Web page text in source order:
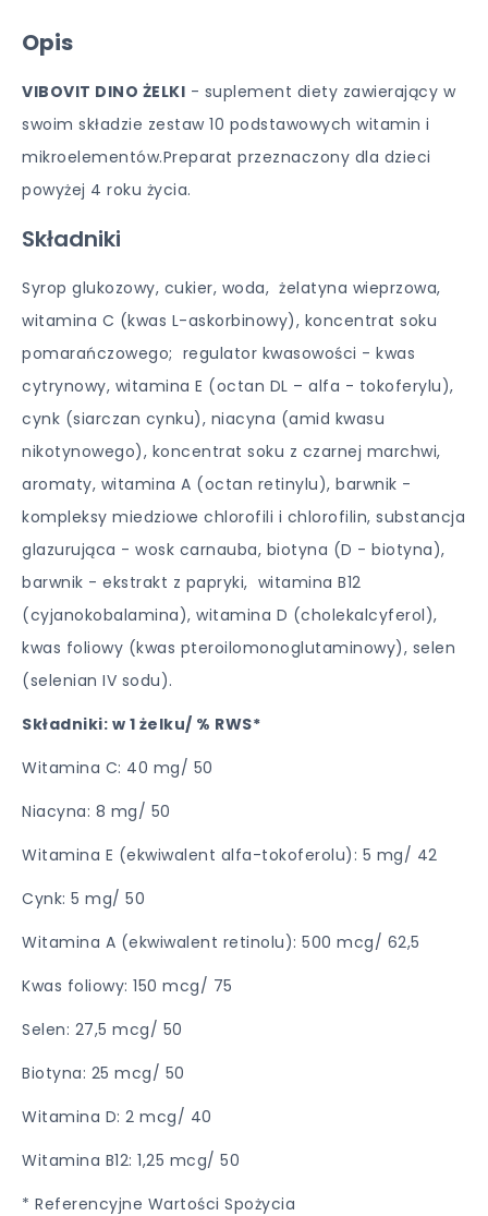
Opis
VIBOVIT DINO ŻELKI - suplement diety zawierający w
swoim składzie zestaw 10 podstawowych witamin i
mikroelementów.Preparat przeznaczony dla dzieci
powyżej 4 roku życia.
Składniki
Syrop glukozowy, cukier, woda, żelatyna wieprzowa,
witamina C (kwas L-askorbinowy), koncentrat soku
pomarańczowego; regulator kwasowości - kwas
cytrynowy, witamina E (octan DL – alfa - tokoferylu),
cynk (siarczan cynku), niacyna (amid kwasu
nikotynowego), koncentrat soku z czarnej marchwi,
aromaty, witamina A (octan retinylu), barwnik -
kompleksy miedziowe chlorofili i chlorofilin, substancja
glazurująca - wosk carnauba, biotyna (D - biotyna),
barwnik - ekstrakt z papryki, witamina B12
(cyjanokobalamina), witamina D (cholekalcyferol),
kwas foliowy (kwas pteroilomonoglutaminowy), selen
(selenian IV sodu).
Składniki: w 1 żelku/ % RWS*
Witamina C: 40 mg/ 50
Niacyna: 8 mg/ 50
Witamina E (ekwiwalent alfa-tokoferolu): 5 mg/ 42
Cynk: 5 mg/ 50
Witamina A (ekwiwalent retinolu): 500 mcg/ 62,5
Kwas foliowy: 150 mcg/ 75
Selen: 27,5 mcg/ 50
Biotyna: 25 mcg/ 50
Witamina D: 2 mcg/ 40
Witamina B12: 1,25 mcg/ 50
* Referencyjne Wartości Spożycia